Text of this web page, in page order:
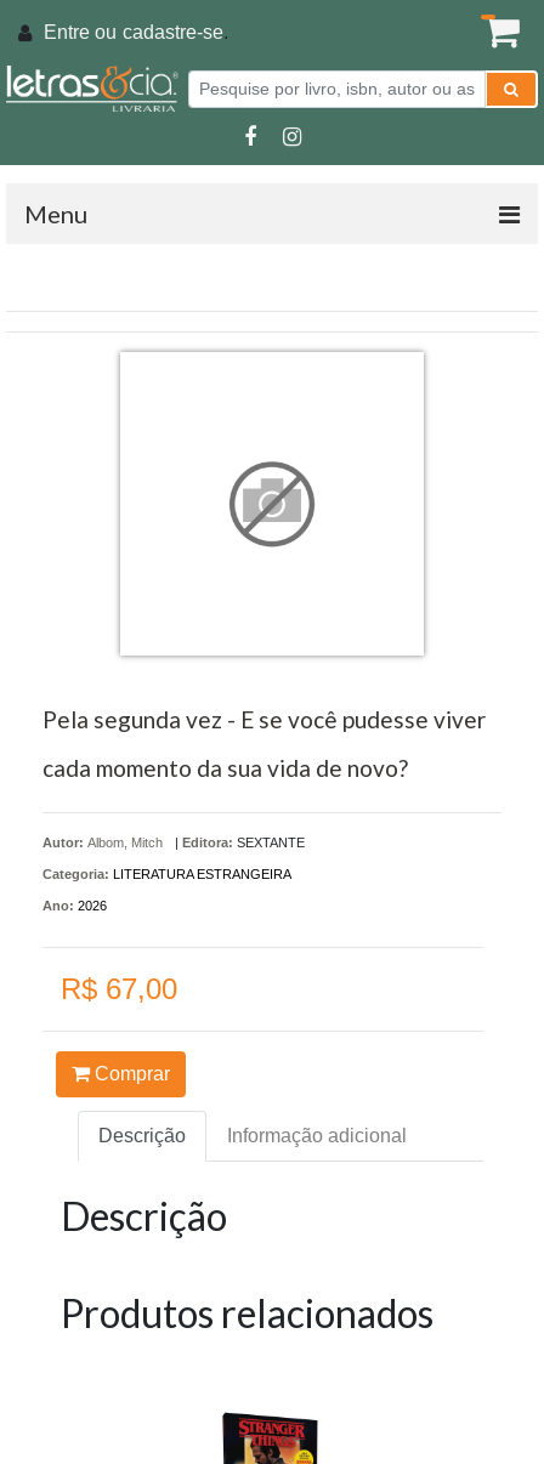
Entre ou cadastre-se.
Menu
Pela segunda vez - E se você pudesse viver
cada momento da sua vida de novo?
Autor: Albom, Mitch | Editora: SEXTANTE
Categoria: LITERATURA ESTRANGEIRA
Ano: 2026
R$ 67,00
Comprar
Descrição Informação adicional
Descrição
Produtos relacionados